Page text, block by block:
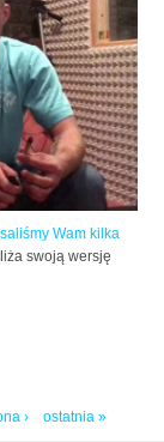
Wam kilka
swoją wersję
› ostatnia »